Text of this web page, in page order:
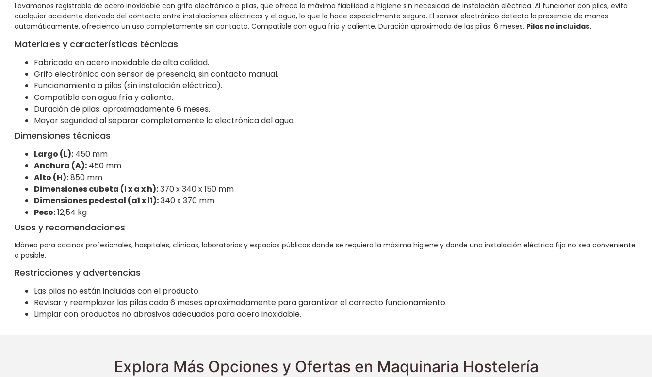
Lavamanos registrable de acero inoxidable con grifo electrónico a pilas, que ofrece la máxima fiabilidad e higiene sin necesidad de instalación eléctrica. Al funcionar con pilas, evita
cualquier accidente derivado del contacto entre instalaciones eléctricas y el agua, lo que lo hace especialmente seguro. El sensor electrónico detecta la presencia de manos
automáticamente, ofreciendo un uso completamente sin contacto. Compatible con agua fría y caliente. Duración aproximada de las pilas: 6 meses. Pilas no incluidas.
Materiales y características técnicas
Fabricado en acero inoxidable de alta calidad.
Grifo electrónico con sensor de presencia, sin contacto manual.
Funcionamiento a pilas (sin instalación eléctrica).
Compatible con agua fría y caliente.
Duración de pilas: aproximadamente 6 meses.
Mayor seguridad al separar completamente la electrónica del agua.
Dimensiones técnicas
Largo (L): 450 mm
Anchura (A): 450 mm
Alto (H):850 mm
Dimensiones cubeta (l x a x h):370 x 340 x 150 mm
Dimensiones pedestal (a1 x l1):340 x 370 mm
Peso:12,54 kg
Usos y recomendaciones
Idóneo para cocinas profesionales, hospitales, clínicas, laboratorios y espacios públicos donde se requiera la máxima higiene y donde una instalación eléctrica fija no sea conveniente
o posible.
Restricciones y advertencias
Las pilas no están incluidas con el producto.
Revisar y reemplazar las pilas cada 6 meses aproximadamente para garantizar el correcto funcionamiento.
Limpiar con productos no abrasivos adecuados para acero inoxidable.
Explora Más Opciones y Ofertas en Maquinaria Hostelería